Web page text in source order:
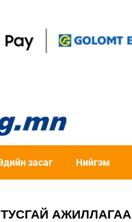
засаг Нийгэм
ТУСГАЙ